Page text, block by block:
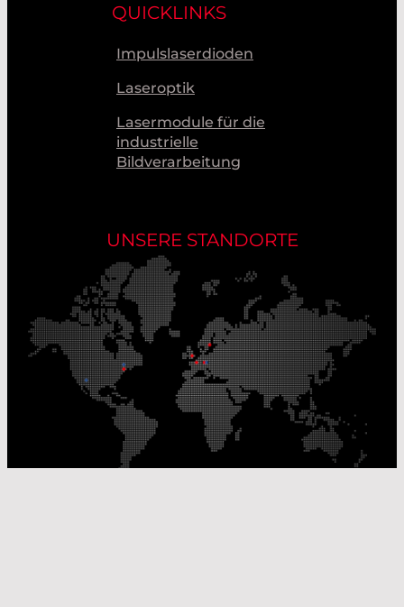
QUICKLINKS
Impulslaserdioden
Laseroptik
Lasermodule für die
industrielle
Bildverarbeitung
UNSERE STANDORTE